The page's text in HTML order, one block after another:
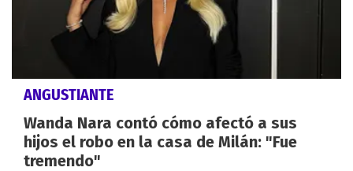
ANGUSTIANTE
Wanda Nara contó cómo afectó a sus
hijos el robo en la casa de Milán: "Fue
tremendo"